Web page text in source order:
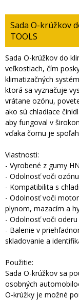
Sada O-krúžkov
TOOLS
Sada O-krúžkov do
veľkostiach, čím
klimatizačných
ktorá sa vyznačuje
vrátane ozónu,
ako sú chladiace
aby fungoval v
vďaka čomu je
Vlastnosti:
- Vyrobené z gumy
- Odolnosť voči
- Kompatibilita s
- Odolnosť voči
plynom, mazacím a
- Odolnosť voči
- Balenie v
skladovanie a
Použitie:
Sada O-krúžkov sa
osobných
O-krúžky je možné